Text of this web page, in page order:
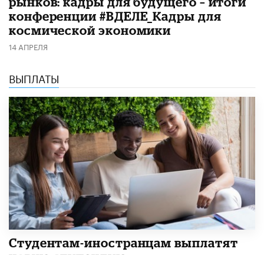
конференции #ВДЕЛЕ_Кадры для
космической экономики
14 АПРЕЛЯ
ВЫПЛАТЫ
Студентам-иностранцам выплатят